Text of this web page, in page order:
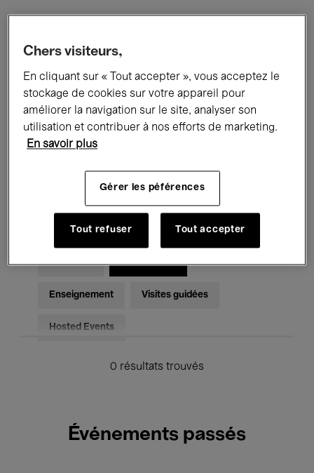
Tous les événements Concerts
Expositions Films Performances
Rencontres & Débats
Musique classique Global Music
Musique électronique
Pour tous Kids’ Palace
Enseignement Visites guidées
Hosted Events
0 résultats trouvés
Événements passés
Chers visiteurs,
En cliquant sur « Tout accepter », vous acceptez le
stockage de cookies sur votre appareil pour
améliorer la navigation sur le site, analyser son
utilisation et contribuer à nos efforts de marketing.
En savoir plus
Gérer les péférences
Tout refuser Tout accepter